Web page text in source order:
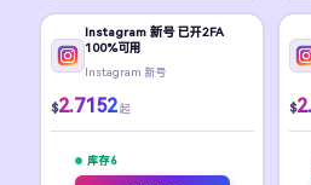
Instagram 新号 已开2FA
100%可用
Instagram 新号
$2.7152 起
库存 6
$